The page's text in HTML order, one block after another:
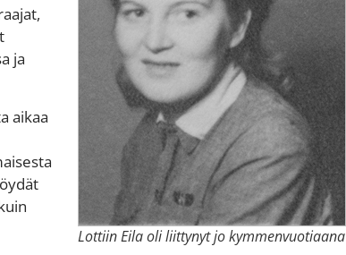
Lottiin Eila oli liittynyt jo kymmenvuotiaana
ja
aikaa